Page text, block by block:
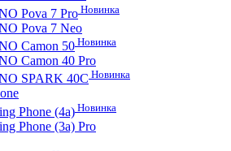
Pova 7 Pro Новинка
Pova 7 Neo
Camon 50 Новинка
Camon 40 Pro
SPARK 40C Новинка
Phone (4a) Новинка
Phone (3a) Pro